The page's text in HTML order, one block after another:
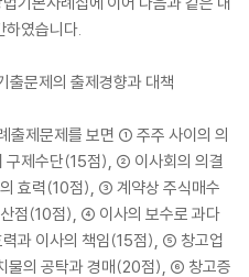
하였습니다.
출문제의 출제경향과 대책
출제문제를 보면 ① 주주 사이의 의
구제수단(15점), ② 이사회의 의결
효력(10점), ③ 계약상 주식매수
점(10점), ④ 이사의 보수로 과다
력과 이사의 책임(15점), ⑤ 창고업
물의 공탁과 경매(20점), ⑥ 창고증